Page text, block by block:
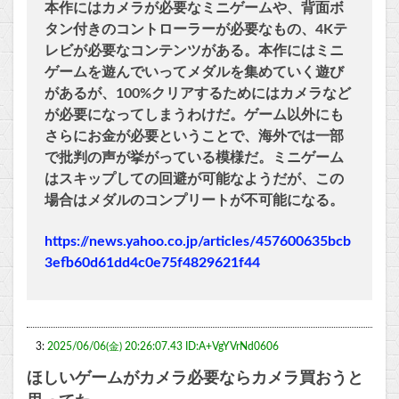
本作にはカメラが必要なミニゲームや、背面ボ
タン付きのコントローラーが必要なもの、4Kテ
レビが必要なコンテンツがある。本作にはミニ
ゲームを遊んでいってメダルを集めていく遊び
があるが、100%クリアするためにはカメラなど
が必要になってしまうわけだ。ゲーム以外にも
さらにお金が必要ということで、海外では一部
で批判の声が挙がっている模様だ。ミニゲーム
はスキップしての回避が可能なようだが、この
場合はメダルのコンプリートが不可能になる。
https://news.yahoo.co.jp/articles/457600635bcb
3efb60d61dd4c0e75f4829621f44
3: 2025/06/06(金) 20:26:07.43 ID:A+VgYVrNd0606
ほしいゲームがカメラ必要ならカメラ買おうと